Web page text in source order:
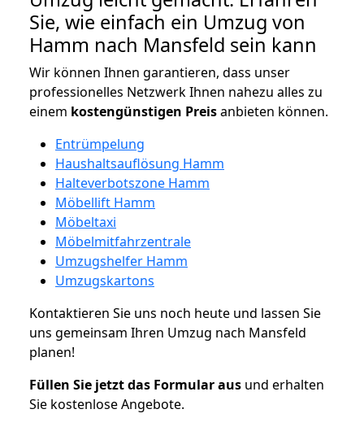
Sie, wie einfach ein Umzug von
Hamm nach Mansfeld sein kann
Wir können Ihnen garantieren, dass unser
professionelles Netzwerk Ihnen nahezu alles zu
einem kostengünstigen Preisanbieten können.
Entrümpelung
Haushaltsauflösung Hamm
Halteverbotszone Hamm
Möbellift Hamm
Möbeltaxi
Möbelmitfahrzentrale
Umzugshelfer Hamm
Umzugskartons
Kontaktieren Sie uns noch heute und lassen Sie
uns gemeinsam Ihren Umzug nach Mansfeld
planen!
Füllen Sie jetzt das Formular aus und erhalten
Sie kostenlose Angebote.